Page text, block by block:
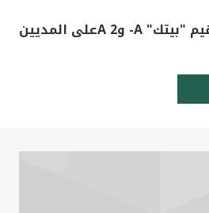
"ستاندرد أند بورز" تقيم "بيتك" A- و2 Aعلى المديين